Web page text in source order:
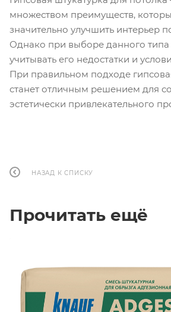
множеством преимуществ,
значительно улучшить интерьер
Однако при выборе данного
учитывать его недостатки и
При правильном подходе
станет отличным решением для
эстетически привлекательного
НАЗАД К СПИСКУ
Прочитать ещё